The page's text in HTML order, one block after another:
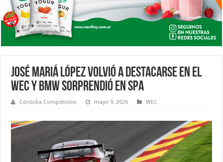
JOSÉ MARIÁ LÓPEZ VOLVIÓ A DESTACARSE EN EL
WEC Y BMW SORPRENDIÓ EN SPA
Córdoba Competición mayo 9, 2026 WEC